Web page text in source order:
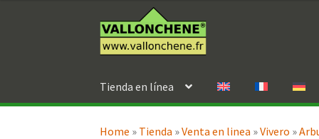
a
la
al
contenido
Tienda en línea
Home » Tienda »Venta en linea »Vivero »